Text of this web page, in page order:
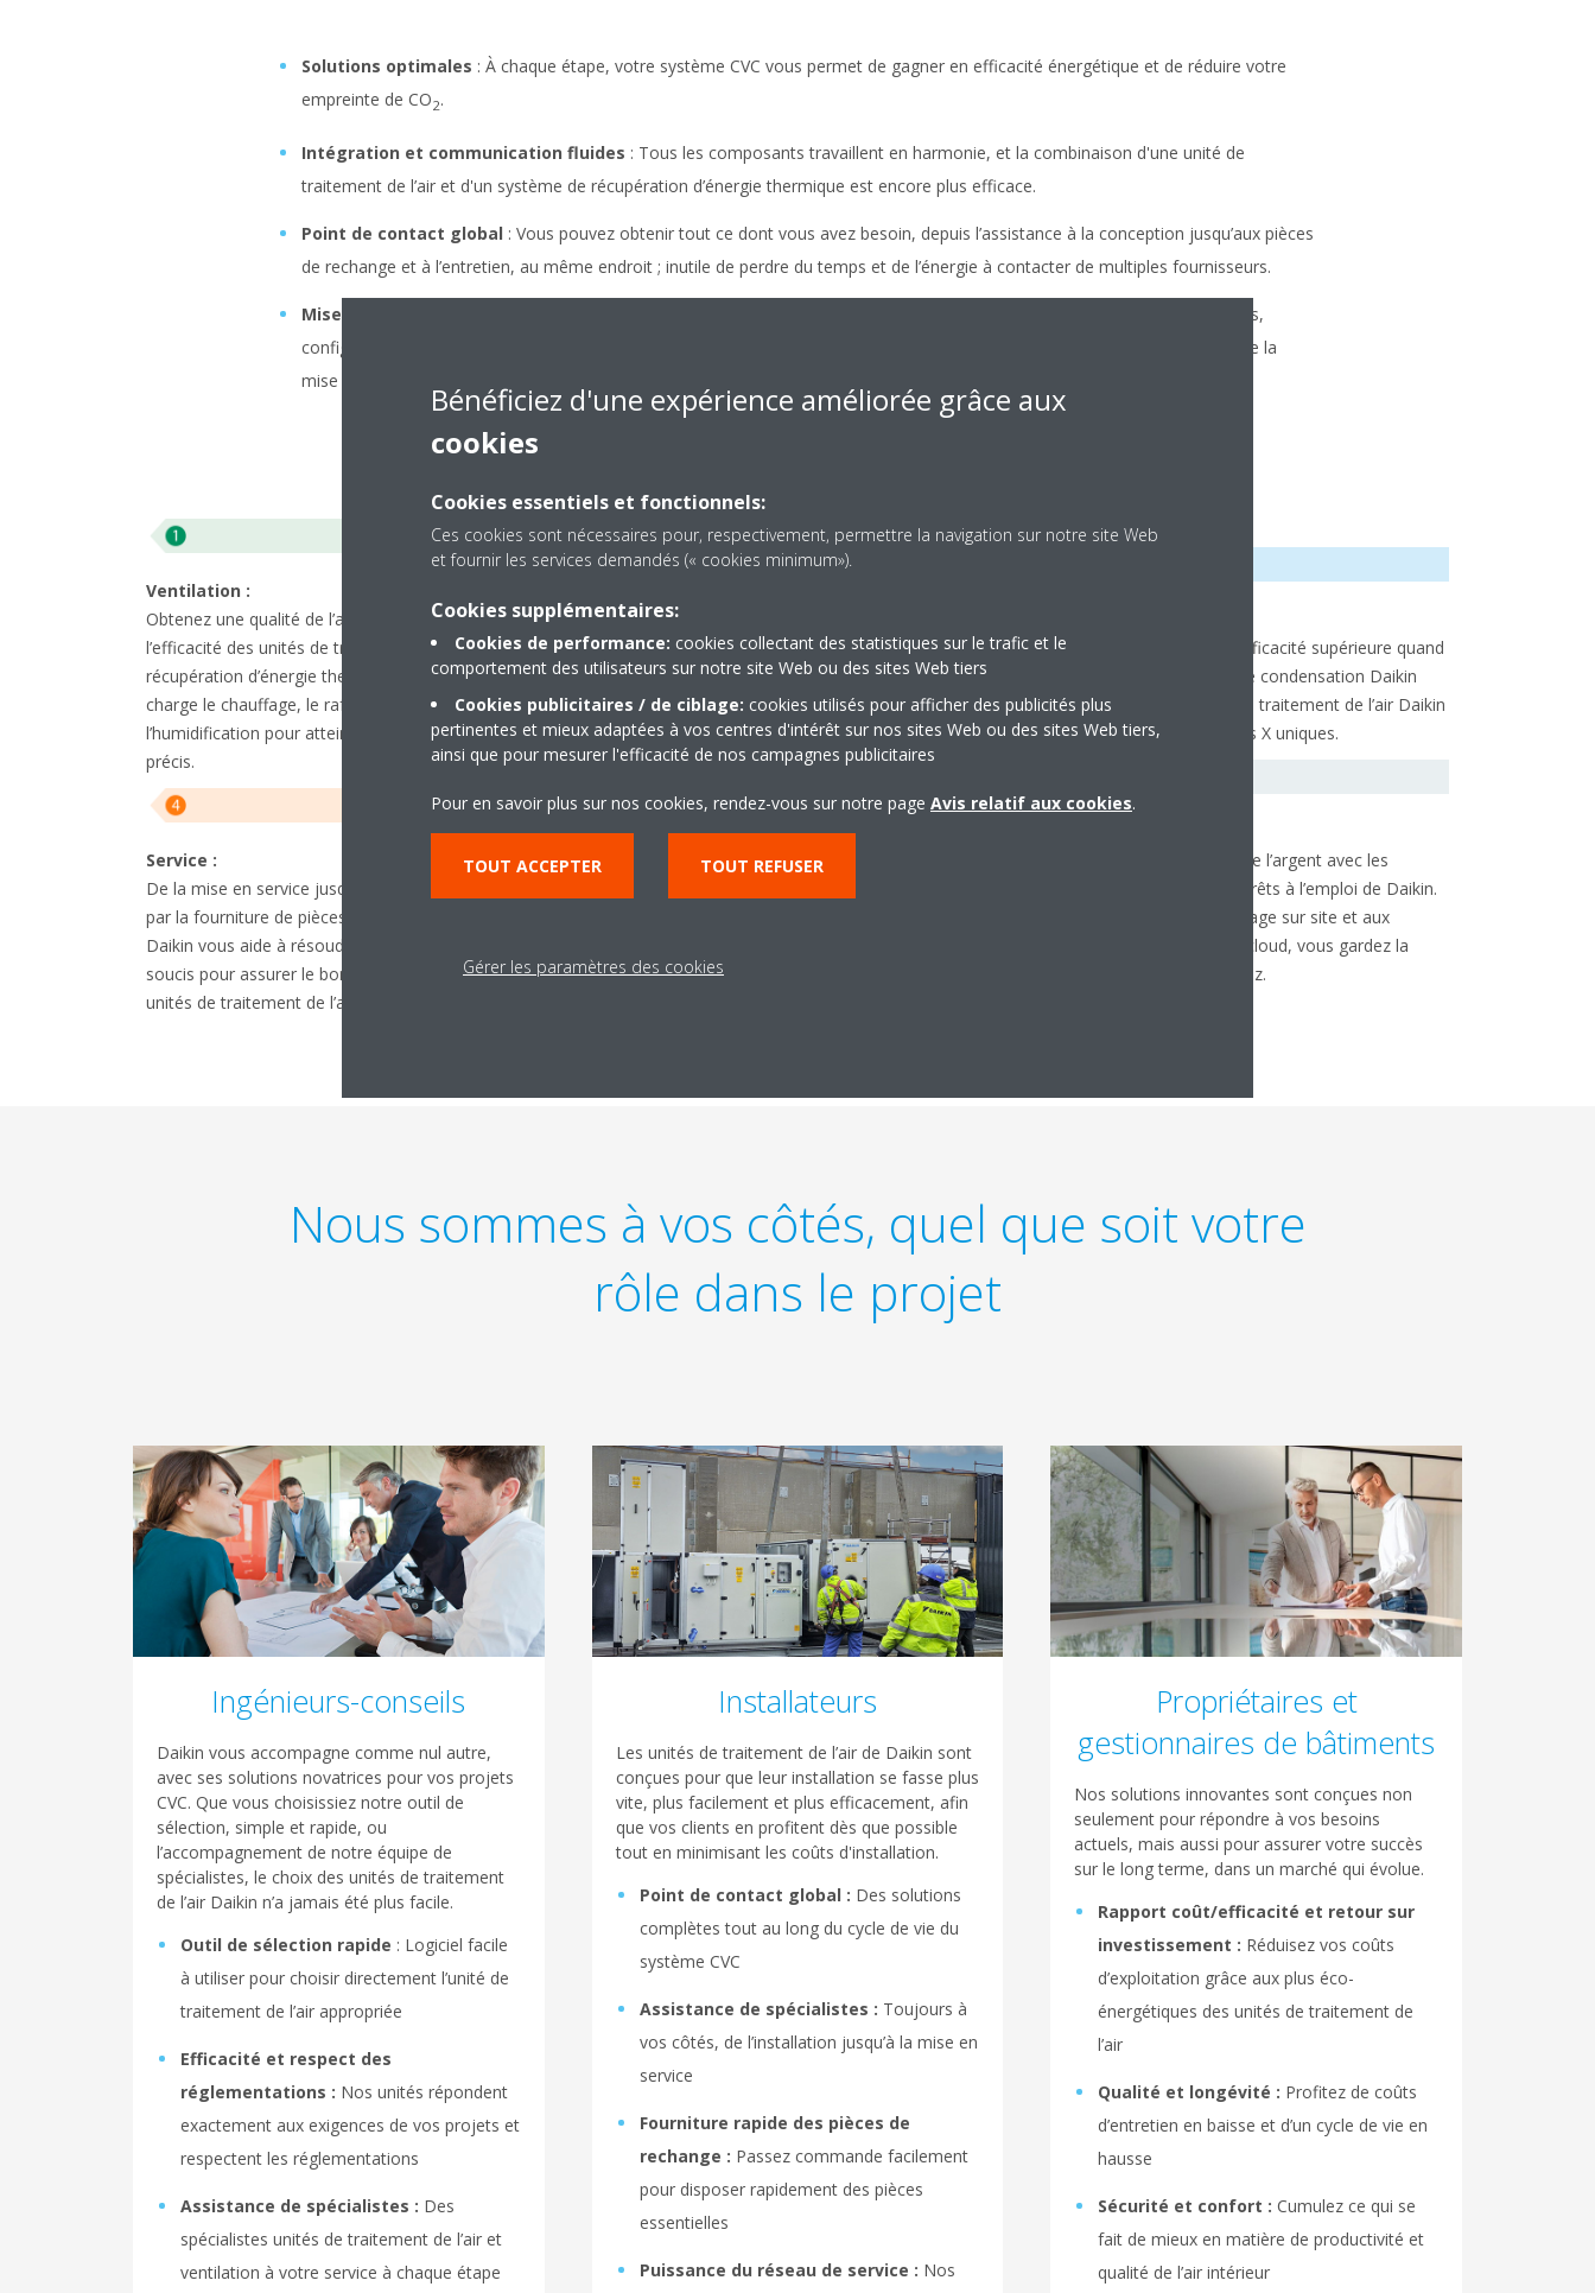
Solutions optimales : À chaque étape, votre système CVC vous permet de gagner en efficacité énergétique et de réduire votre
empreinte de CO2.
Intégration et communication fluides : Tous les composants travaillent en harmonie, et la combinaison d'une unité de
traitement de l’air et d'un système de récupération d’énergie thermique est encore plus efficace.
Point de contact global : Vous pouvez obtenir tout ce dont vous avez besoin, depuis l’assistance à la conception jusqu’aux pièces
de rechange et à l’entretien, au même endroit ; inutile de perdre du temps et de l’énergie à contacter de multiples fournisseurs.
Mise en service plus facile et plus rapide
: Profitez d'un fonctionnement fiable, avec des commandes pré-programmées,
configurées et testées en usine, tout en gagnant du temps et en réduisant les coûts de main-d’œuvre lors de l’installation, de la
mise en service et de l’entretien de vos systèmes.
Ventilation :
Obtenez une qualité de l’air optimale grâce à
l’efficacité des unités de traitement de l’air Daikin à
récupération d’énergie thermique, qui prennent en
charge le chauffage, le rafraîchissement et
l’humidification pour atteindre un niveau de confort
précis. ​
Service :
De la mise en service jusqu’à l’entretien, en passant
par la fourniture de pièces de rechange, le réseau
Daikin vous aide à résoudre rapidement tous vos
soucis pour assurer le bon fonctionnement de vos
unités de traitement de l’air.
Compatibilité parfaite et efficacité supérieure quand
vous associez les unités de condensation Daikin
(ERA / VRV) et les unités de traitement de l’air Daikin
à l’aide de nos commandes X uniques.
Économisez du temps et de l’argent avec les
systèmes de commande prêts à l’emploi de Daikin.
Grâce à la facilité de montage sur site et aux
solutions ancrées dans le cloud, vous gardez la
maîtrise, où que vous soyez.
Nous sommes à vos côtés, quel que soit votre
rôle dans le projet
Ingénieurs-conseils
Daikin vous accompagne comme nul autre,
avec ses solutions novatrices pour vos projets
CVC. Que vous choisissiez notre outil de
sélection, simple et rapide, ou
l’accompagnement de notre équipe de
spécialistes, le choix des unités de traitement
de l’air Daikin n’a jamais été plus facile.
Outil de sélection rapide : Logiciel facile
à utiliser pour choisir directement l’unité de
traitement de l’air appropriée
Efficacité et respect des
réglementations : Nos unités répondent
exactement aux exigences de vos projets et
respectent les réglementations
Assistance de spécialistes : Des
spécialistes unités de traitement de l’air et
ventilation à votre service à chaque étape
Installateurs
Les unités de traitement de l’air de Daikin sont
conçues pour que leur installation se fasse plus
vite, plus facilement et plus efficacement, afin
que vos clients en profitent dès que possible
tout en minimisant les coûts d'installation.
Point de contact global : Des solutions
complètes tout au long du cycle de vie du
système CVC
Assistance de spécialistes : Toujours à
vos côtés, de l’installation jusqu’à la mise en
service
Fourniture rapide des pièces de
rechange : Passez commande facilement
pour disposer rapidement des pièces
essentielles
Puissance du réseau de service : Nos
Propriétaires et
gestionnaires de bâtiments
Nos solutions innovantes sont conçues non
seulement pour répondre à vos besoins
actuels, mais aussi pour assurer votre succès
sur le long terme, dans un marché qui évolue.
Rapport coût/efficacité et retour sur
investissement : Réduisez vos coûts
d’exploitation grâce aux plus éco-
énergétiques des unités de traitement de
l’air
Qualité et longévité : Profitez de coûts
d’entretien en baisse et d’un cycle de vie en
hausse
Sécurité et confort : Cumulez ce qui se
fait de mieux en matière de productivité et
qualité de l’air intérieur
Bénéficiez d'une expérience améliorée grâce aux
cookies
Cookies essentiels et fonctionnels:
Ces cookies sont nécessaires pour, respectivement, permettre la navigation sur notre site Web
et fournir les services demandés (« cookies minimum»).
Cookies supplémentaires:
Cookies de performance: cookies collectant des statistiques sur le trafic et le
comportement des utilisateurs sur notre site Web ou des sites Web tiers
Cookies publicitaires / de ciblage: cookies utilisés pour afficher des publicités plus
pertinentes et mieux adaptées à vos centres d'intérêt sur nos sites Web ou des sites Web tiers,
ainsi que pour mesurer l'efficacité de nos campagnes publicitaires
Pour en savoir plus sur nos cookies, rendez-vous sur notre page Avis relatif aux cookies.
TOUT ACCEPTER TOUT REFUSER
Gérer les paramètres des cookies